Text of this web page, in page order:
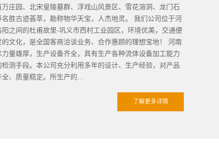
庄园、北宋皇陵墓群、浮戏山风景区、雪花溶洞、龙门石
胜古迹荟萃，勘称物华天宝，人杰地灵。 我们公司位于河
之间的杜甫故里-巩义市西村工业园区，环境优美，交通便
文化，是全国客商洽谈业务、合作惠顾的理想宝地！ 河南
量雄厚，生产设备齐全，具有生产各种流体设备加工能力
测手段。本公司充分利用多年的设计、生产经验，对产品
、质量稳定。所生产的...
了解更多详情